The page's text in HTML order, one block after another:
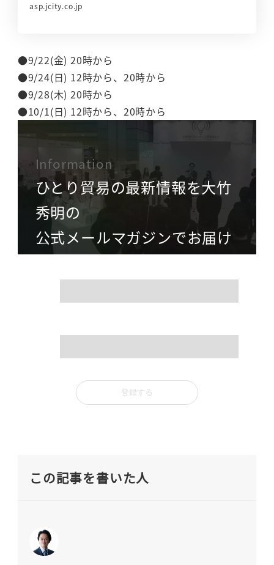
asp.jcity.co.jp
●9/22(金) 20時から
●9/24(日) 12時から、20時から
●9/28(木) 20時から
●10/1(日) 12時から、20時から
Information
ひとり貿易の最新情報を大竹
秀明の
公式メールマガジンでお届け
この記事を書いた人